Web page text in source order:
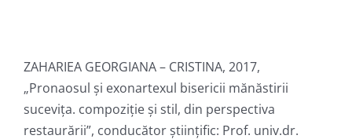
ZAHARIEA GEORGIANA – CRISTINA, 2017,
„Pronaosul și exonartexul bisericii mănăstirii
sucevița. compoziție și stil, din perspectiva
restaurării”, conducător ştiinţific: Prof. univ.dr.